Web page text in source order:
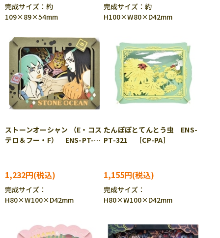
完成サイズ：約
109×89×54mm
完成サイズ：約
H100×W80×D42mm
ストーンオーシャン （E・コス
テロ＆フー・F） ENS-PT-
1,232円
完成サイズ：
H80×W100×D42mm
たんぽぽとてんとう虫 ENS-
PT-321 ［CP-PA］
1,155円
完成サイズ：
H80×W100×D42mm